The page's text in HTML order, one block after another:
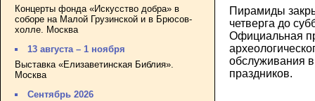
Концерты фонда «Искусство добра» в
соборе на Малой Грузинской и в Брюсов-
холле. Москва
13 августа – 1 ноября
Выставка «Елизаветинская Библия».
Москва
Сентябрь 2026
Пирамиды
четверга до
Официальная
обслуживания
праздников.